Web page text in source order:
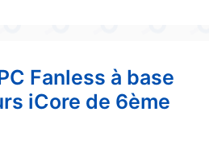
Fanless à base
iCore de 6ème